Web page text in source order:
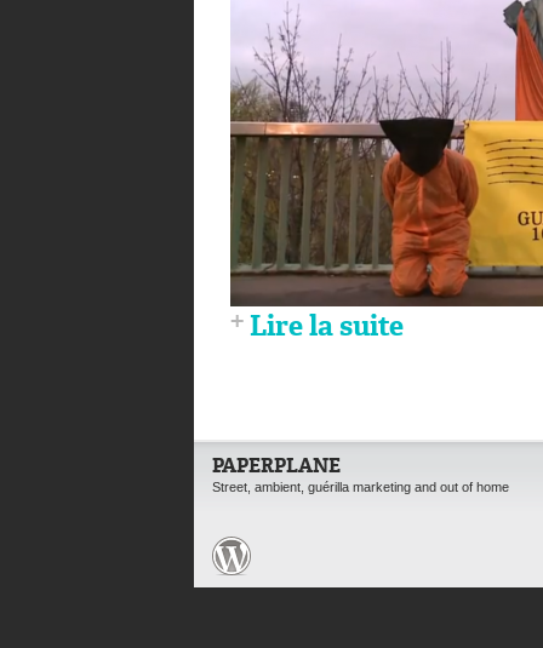
Lire la suite
PAPERPLANE
Street, ambient, guérilla marketing and out of home